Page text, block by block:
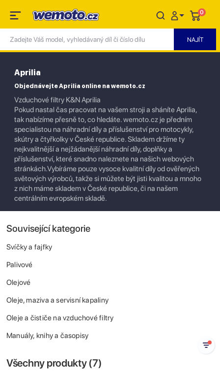
0
Aprilia
Objednávejte Aprilia online na wemoto.cz
Vzduchové filtry K&N Aprilia
Pokud nastal čas pracovat na vašem stroji a sháníte Aprilia,
tak nabízíme přesně to, co hledáte. wemoto.cz je předním
specialistou na náhradní díly a příslušenství pro motocykly,
skútry a čtyřkolky v České republice. Skladem držíme ty
nejkvalitnější a nejžádanější náhradní díly, doplňky a
příslušenství, které snadno naleznete na našich webových
stránkách.Vybíráme pouze vysoce kvalitní díly od ověřených
světových výrobců, takže si můžete být jisti kvalitou a mnoho
z nich máme skladem v České republice, či na našem
centrálním evropském skladě.
Související kategorie
Svíčky a fajfky
Palivové
Olejové
Oleje, maziva a servisní kapaliny
Oleje a čističe na vzduchové filtry
Manuály, knihy a časopisy
Všechny produkty (7)